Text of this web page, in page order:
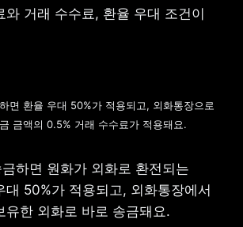
와 거래 수수료, 환율 우대 조건이
면 환율 우대 50%가 적용되고, 외화통장으로
금액의 0.5% 거래 수수료가 적용돼요.
하면 원화가 외화로 환전되는
대 50%가 적용되고, 외화통장에서
유한 외화로 바로 송금돼요.